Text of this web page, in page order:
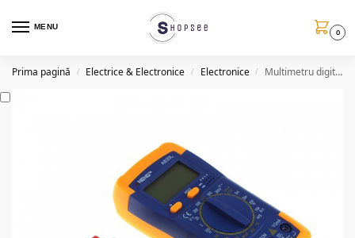
MENU
0
Prima pagină / Electrice & Electronice / Electronice / Multimetru digital cu carcasa anti-soc A830L